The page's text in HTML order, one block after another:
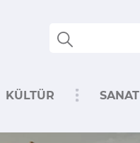
KÜLTÜR SANAT